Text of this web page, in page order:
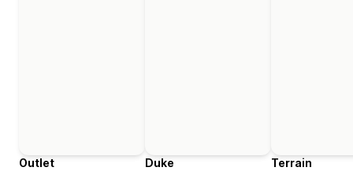
Outlet
Duke
Terrain